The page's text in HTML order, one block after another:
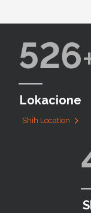
526
Lokacione
Shih Location